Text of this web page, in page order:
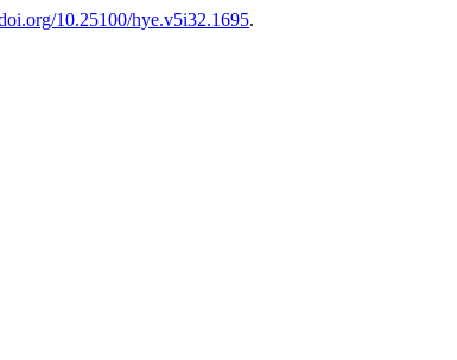
10.25100/hye.v5i32.1695.